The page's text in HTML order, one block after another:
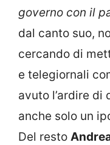
governo con il
dal canto suo,
cercando di
e telegiornali
avuto l’ardire di
anche solo un
Del resto